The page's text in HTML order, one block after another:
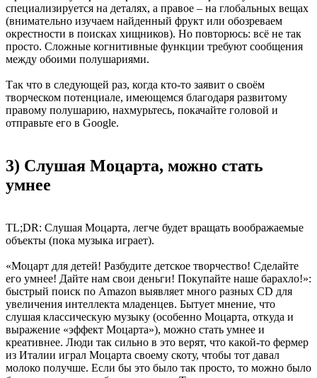
специализируется на деталях, а правое – на глобальных вещах
(внимательно изучаем найденный фрукт или обозреваем
окрестности в поисках хищников). Но повторюсь: всё не так
просто. Сложные когнитивные функции требуют сообщения
между обоими полушариями.
Так что в следующей раз, когда кто-то заявит о своём
творческом потенциале, имеющемся благодаря развитому
правому полушарию, нахмурьтесь, покачайте головой и
отправьте его в Google.
3) Слушая Моцарта, можно стать
умнее
TL;DR: Слушая Моцарта, легче будет вращать воображаемые
объекты (пока музыка играет).
«Моцарт для детей! Разбудите детское творчество! Сделайте
его умнее! Дайте нам свои деньги! Покупайте наше барахло!»:
быстрый поиск по Amazon выявляет много разных CD для
увеличения интеллекта младенцев. Бытует мнение, что
слушая классическую музыку (особенно Моцарта, откуда и
выражение «эффект Моцарта»), можно стать умнее и
креативнее. Люди так сильно в это верят, что какой-то фермер
из Италии играл Моцарта своему скоту, чтобы тот давал
молоко получше. Если бы это было так просто, то можно было